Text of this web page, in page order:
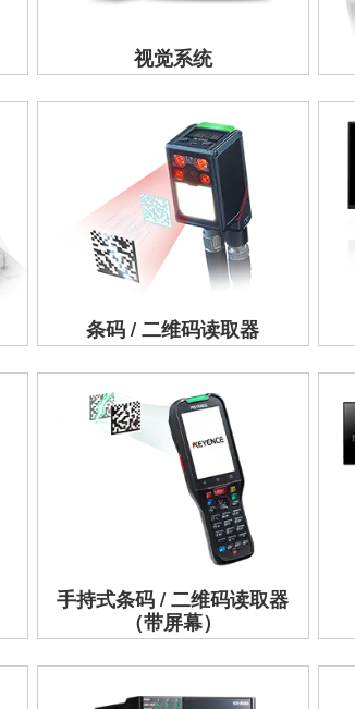
视觉系统
条码 / 二维码读取器
手持式条码 / 二维码读取器
（带屏幕）